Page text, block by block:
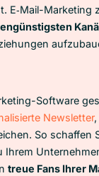
E‑Mail-Marketing
Software
Newsletter,
So schaffen
Ihrem
treue Fans Ihrer